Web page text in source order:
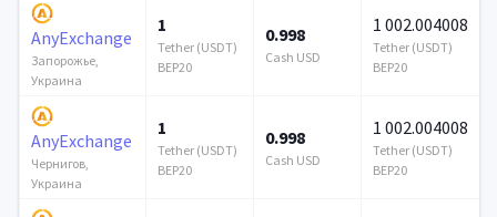
AnyExchange
Запорожье,
Украина
1
Tether (USDT)
BEP20
0.998
Cash USD
1 002.004008
Tether (USDT)
BEP20
AnyExchange
Чернигов,
Украина
1
Tether (USDT)
BEP20
0.998
Cash USD
1 002.004008
Tether (USDT)
BEP20